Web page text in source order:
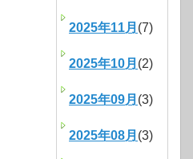
2025年11月 (7)
2025年10月 (2)
2025年09月 (3)
2025年08月 (3)